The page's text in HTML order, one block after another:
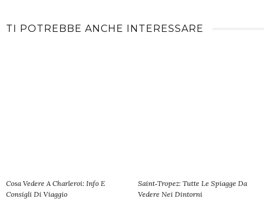
TI POTREBBE ANCHE INTERESSARE
Cosa Vedere A Charleroi: Info E
Consigli Di Viaggio
Saint‑Tropez: Tutte Le Spiagge Da
Vedere Nei Dintorni